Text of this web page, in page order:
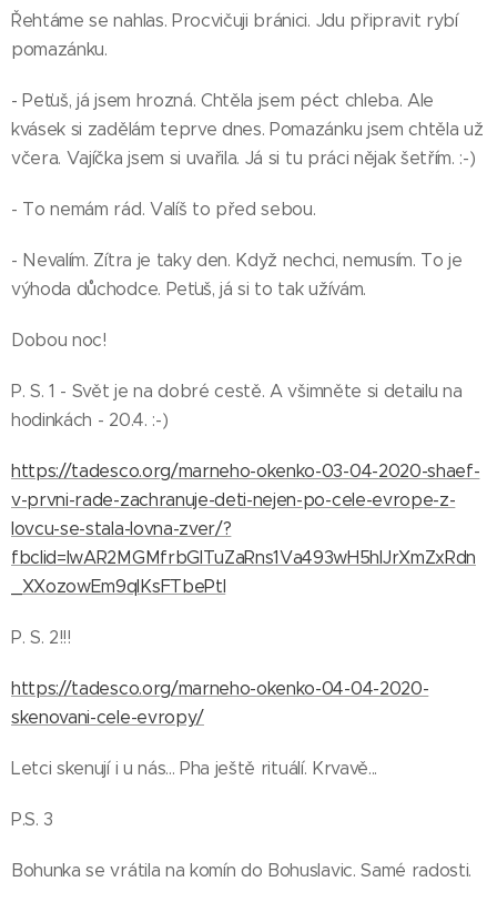
Řehtáme se nahlas. Procvičuji bránici. Jdu připravit rybí
pomazánku.
- Peťuš, já jsem hrozná. Chtěla jsem péct chleba. Ale
kvásek si zadělám teprve dnes. Pomazánku jsem chtěla už
včera. Vajíčka jsem si uvařila. Já si tu práci nějak šetřím. :-)
- To nemám rád. Valíš to před sebou.
- Nevalím. Zítra je taky den. Když nechci, nemusím. To je
výhoda důchodce. Peťuš, já si to tak užívám.
Dobou noc!
P. S. 1 - Svět je na dobré cestě. A všimněte si detailu na
hodinkách - 20.4. :-)
https://tadesco.org/marneho-okenko-03-04-2020-shaef-
v-prvni-rade-zachranuje-deti-nejen-po-cele-evrope-z-
lovcu-se-stala-lovna-zver/?
fbclid=IwAR2MGMfrbGITuZaRns1Va493wH5hIJrXmZxRdn
_XXozowEm9qlKsFTbePtI
P. S. 2!!!
https://tadesco.org/marneho-okenko-04-04-2020-
skenovani-cele-evropy/
Letci skenují i u nás... Pha ještě rituálí. Krvavě...
P.S. 3
Bohunka se vrátila na komín do Bohuslavic. Samé radosti.